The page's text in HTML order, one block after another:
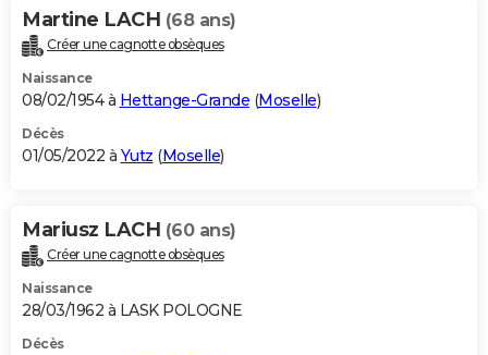
Martine LACH (68 ans)
Créer une cagnotte obsèques
Naissance
08/02/1954 à Hettange-Grande (Moselle)
Décès
01/05/2022 à Yutz (Moselle)
Mariusz LACH (60 ans)
Créer une cagnotte obsèques
Naissance
28/03/1962 à LASK POLOGNE
Décès